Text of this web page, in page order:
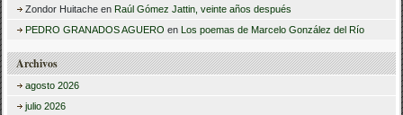
Zondor Huitache en Raúl Gómez Jattin, veinte años después
PEDRO GRANADOS AGUERO en Los poemas de Marcelo González del Río
Archivos
agosto 2026
julio 2026